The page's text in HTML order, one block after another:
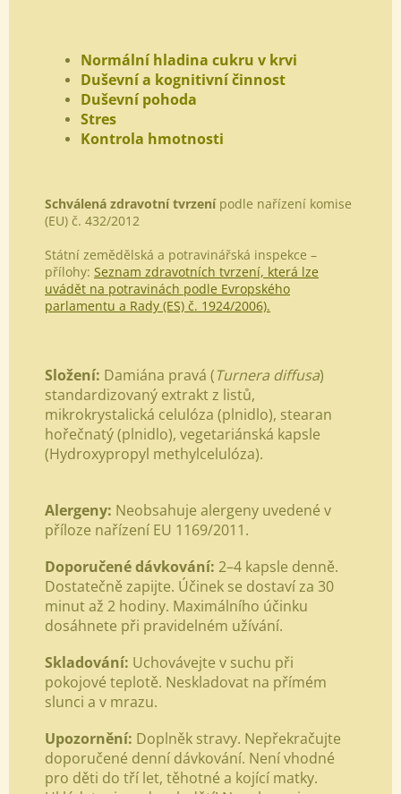
Normální hladina cukru v krvi
Duševní a kognitivní činnost
Duševní pohoda
Stres
Kontrola hmotnosti
Schválená zdravotní tvrzenípodle nařízení komise
(EU) č. 432/2012
Státní zemědělská a potravinářská inspekce –
přílohy: Seznam zdravotních tvrzení, která lze
uvádět na potravinách podle Evropského
parlamentu a Rady (ES) č. 1924/2006).
Složení: Damiána pravá (Turnera diffusa)
standardizovaný extrakt z listů,
mikrokrystalická celulóza (plnidlo), stearan
hořečnatý (plnidlo), vegetariánská kapsle
(Hydroxypropyl methylcelulóza).
Alergeny: Neobsahuje alergeny uvedené v
příloze nařízení EU 1169/2011.
Doporučené dávkování: 2–4 kapsle denně.
Dostatečně zapijte. Účinek se dostaví za 30
minut až 2 hodiny. Maximálního účinku
dosáhnete při pravidelném užívání.
Skladování: Uchovávejte v suchu při
pokojové teplotě. Neskladovat na přímém
slunci a v mrazu.
Upozornění: Doplněk stravy. Nepřekračujte
doporučené denní dávkování. Není vhodné
pro děti do tří let, těhotné a kojící matky.